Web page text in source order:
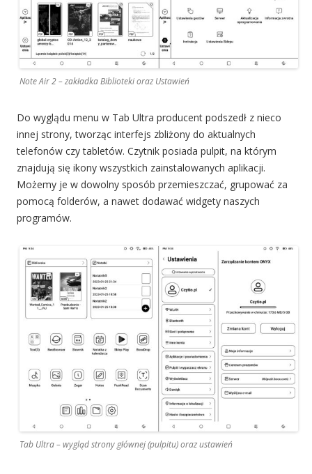
Note Air 2 – zakładka Biblioteki oraz Ustawień
Do wyglądu menu w Tab Ultra producent podszedł z nieco
innej strony, tworząc interfejs zbliżony do aktualnych
telefonów czy tabletów. Czytnik posiada pulpit, na którym
znajdują się ikony wszystkich zainstalowanych aplikacji.
Możemy je w dowolny sposób przemieszczać, grupować za
pomocą folderów, a nawet dodawać widgety naszych
programów.
Tab Ultra – wygląd strony głównej (pulpitu) oraz ustawień